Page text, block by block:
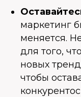
маркетинг
меняется.
для того,
новых
чтобы